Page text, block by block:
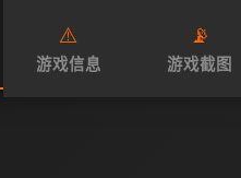
⚠️
游戏信息
📡
游戏截图